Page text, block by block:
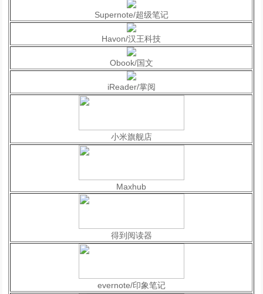
Supernote/超级笔记
Havon/汉王科技
Obook/国文
iReader/掌阅
小米旗舰店
Maxhub
得到阅读器
evernote/印象笔记